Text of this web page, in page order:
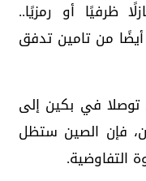
ظرفيًا أو رمزيًا..
من تامين تدفق
توصلا في بكين إلى
فإن الصين ستظل
التفاوضية.